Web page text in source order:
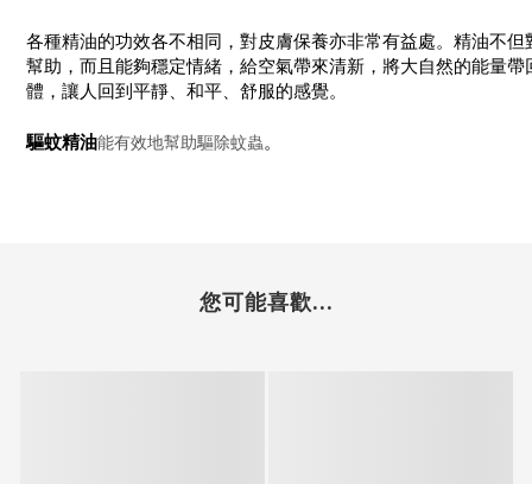
各種精油的功效各不相同，對皮膚保養亦非常有益處。精油不但
幫助，而且能夠穩定情緒，給空氣帶來清新，將大自然的能量帶
體，讓人回到平靜、和平、舒服的感覺。
驅蚊精油能有效地幫助驅除蚊蟲。
您可能喜歡...